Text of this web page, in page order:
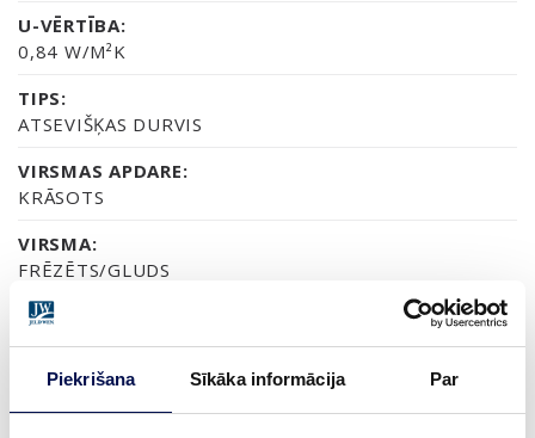
Piekrišana Sīkāka informācija Par
U-VĒRTĪBA:
0,84 W/M²K
TIPS:
ATSEVIŠĶAS DURVIS
VIRSMAS APDARE:
KRĀSOTS
VIRSMA:
FRĒZĒTS/GLUDS
STIKLOJUMS:
CAURSPĪDĪGS STIKLS, SATĪNA STIKLS VAI
DEKORATĪVAIS STIKLS CREPI
SERTIFIKĀTS: